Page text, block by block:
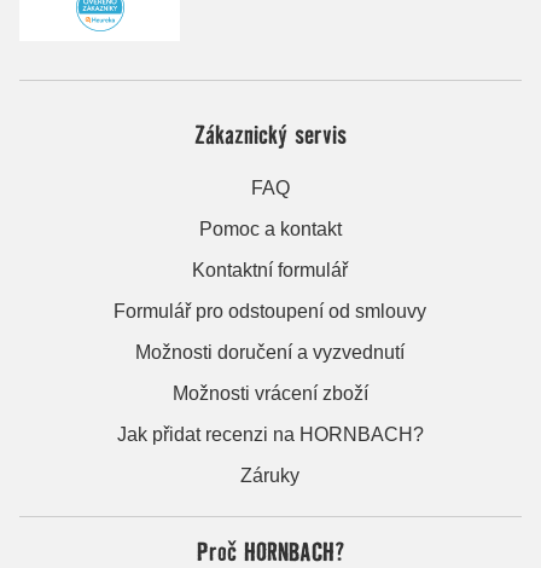
Zákaznický servis
FAQ
Pomoc a kontakt
Kontaktní formulář
Formulář pro odstoupení od smlouvy
Možnosti doručení a vyzvednutí
Možnosti vrácení zboží
Jak přidat recenzi na HORNBACH?
Záruky
Proč HORNBACH?